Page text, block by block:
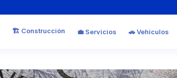
🏗️ Construcción 💼 Servicios 🚗 Vehículos